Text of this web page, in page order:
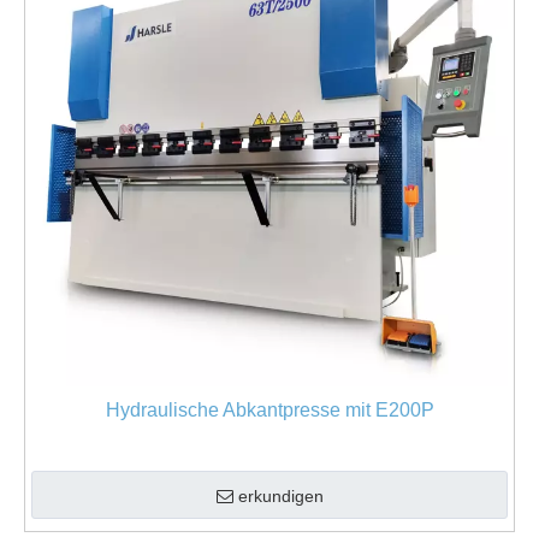
Hydraulische Abkantpresse mit E200P
erkundigen